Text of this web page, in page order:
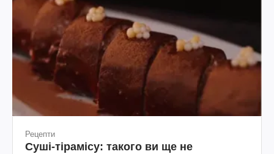
Рецепти
Суші-тірамісу: такого ви ще не